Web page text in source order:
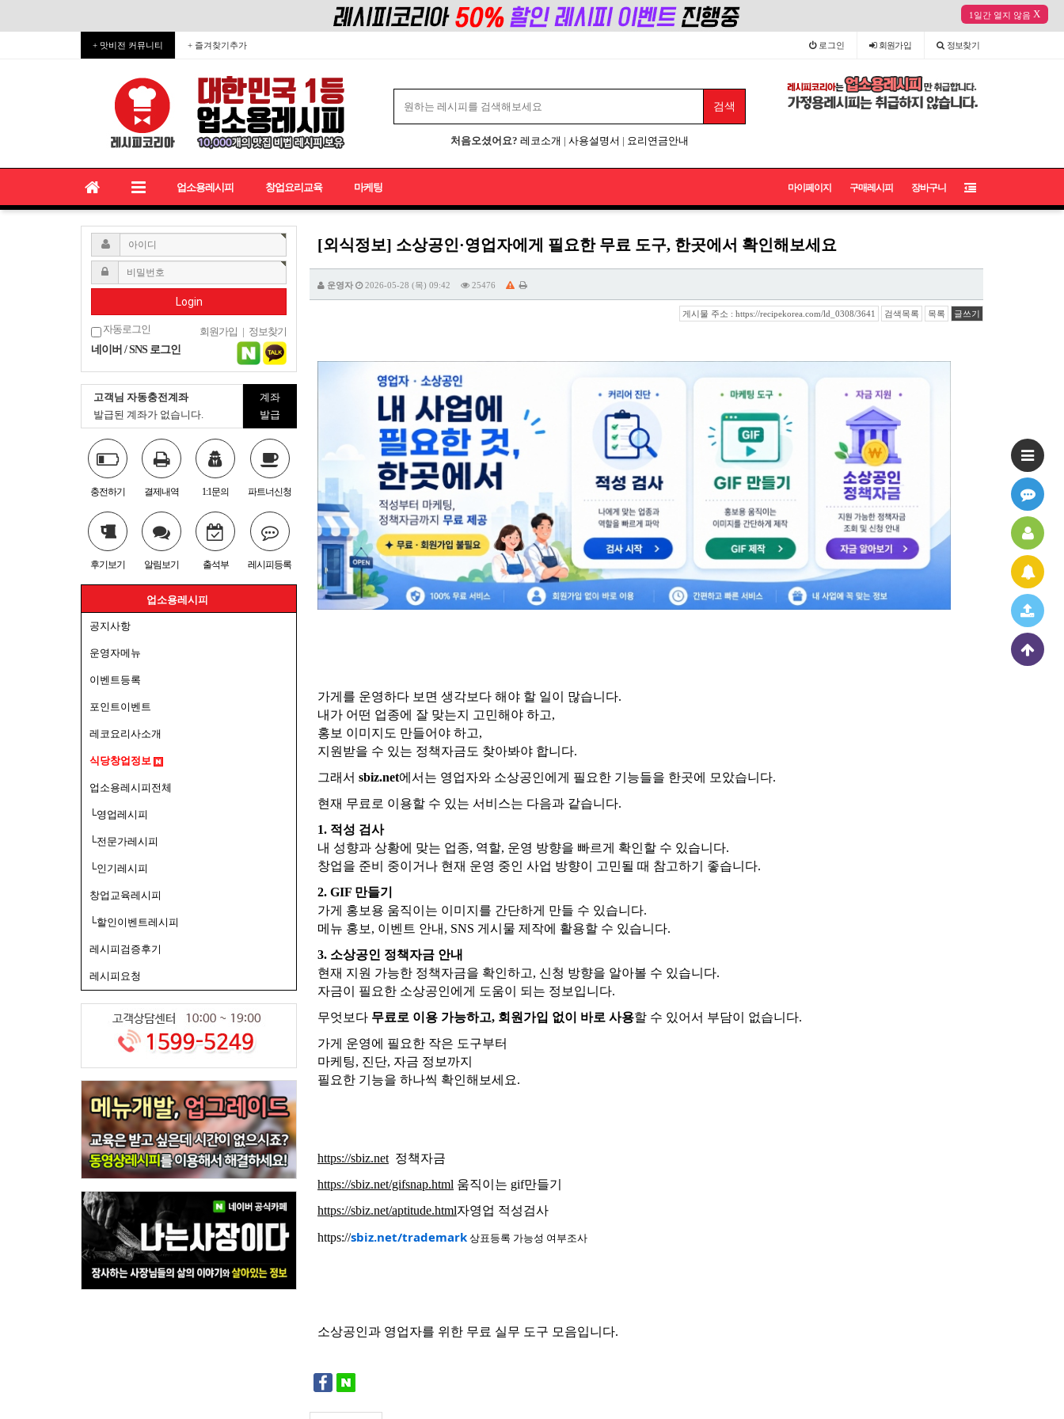
1일간 열지 않음 X
+ 맛비전 커뮤니티 + 즐겨찾기추가 로그인 회원가입 정보찾기
처음오셨어요? 레코소개 | 사용설명서 | 요리연금안내
마이페이지 구매레시피 장바구니
업소용레시피 창업요리교육 마케팅
Login
자동로그인 회원가입 | 정보찾기
네이버 / SNS 로그인
고객님 자동충전계좌
발급된 계좌가 없습니다.
계좌
발급
충전하기 결제내역 1:1문의 파트너신청
후기보기 알림보기 출석부 레시피등록
업소용레시피
공지사항
운영자메뉴
이벤트등록
포인트이벤트
레코요리사소개
식당창업정보
업소용레시피전체
└영업레시피
└전문가레시피
└인기레시피
창업교육레시피
└할인이벤트레시피
레시피검증후기
레시피요청
[외식정보] 소상공인·영업자에게 필요한 무료 도구, 한곳에서 확인해보세요
운영자 2026-05-28 (목) 09:42 25476
게시물 주소 : https://recipekorea.com/ld_0308/3641 검색목록 목록 글쓰기
가게를 운영하다 보면 생각보다 해야 할 일이 많습니다.
내가 어떤 업종에 잘 맞는지 고민해야 하고,
홍보 이미지도 만들어야 하고,
지원받을 수 있는 정책자금도 찾아봐야 합니다.
그래서 sbiz.net에서는 영업자와 소상공인에게 필요한 기능들을 한곳에 모았습니다.
현재 무료로 이용할 수 있는 서비스는 다음과 같습니다.
1. 적성 검사
내 성향과 상황에 맞는 업종, 역할, 운영 방향을 빠르게 확인할 수 있습니다.
창업을 준비 중이거나 현재 운영 중인 사업 방향이 고민될 때 참고하기 좋습니다.
2. GIF 만들기
가게 홍보용 움직이는 이미지를 간단하게 만들 수 있습니다.
메뉴 홍보, 이벤트 안내, SNS 게시물 제작에 활용할 수 있습니다.
3. 소상공인 정책자금 안내
현재 지원 가능한 정책자금을 확인하고, 신청 방향을 알아볼 수 있습니다.
자금이 필요한 소상공인에게 도움이 되는 정보입니다.
무엇보다 무료로 이용 가능하고, 회원가입 없이 바로 사용할 수 있어서 부담이 없습니다.
가게 운영에 필요한 작은 도구부터
마케팅, 진단, 자금 정보까지
필요한 기능을 하나씩 확인해보세요.
https://sbiz.net 정책자금
https://sbiz.net/gifsnap.html 움직이는 gif만들기
https://sbiz.net/aptitude.html자영업 적성검사
https://sbiz.net/trademark 상표등록 가능성 여부조사
소상공인과 영업자를 위한 무료 실무 도구 모음입니다.